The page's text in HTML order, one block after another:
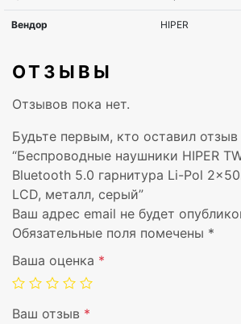
Тип наушников
Совместимость
ОТЗЫВЫ
Отзывов пока нет.
Будьте первым, кто оставил отзыв
“Беспроводные наушники HIPER
Bluetooth 5.0 гарнитура Li-Pol
LCD, металл, серый”
Ваш адрес email не будет
Обязательные поля помечены *
Ваша оценка *
Ваш отзыв *